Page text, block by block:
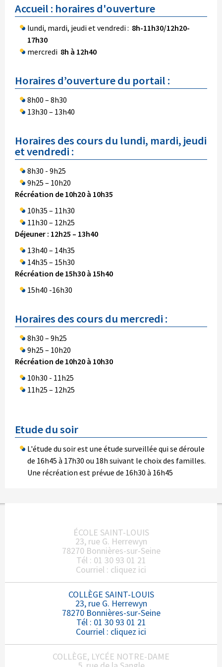
Accueil : horaires d'ouverture
lundi, mardi, jeudi et vendredi : 8h-11h30/12h20-
17h30
mercredi 8h à 12h40
Horaires d’ouverture du portail :
8h00 – 8h30
13h30 – 13h40
Horaires des cours du lundi, mardi, jeudi
et vendredi :
8h30 - 9h25
9h25 – 10h20
Récréation de 10h20 à 10h35
10h35 – 11h30
11h30 – 12h25
Déjeuner : 12h25 – 13h40
13h40 – 14h35
14h35 – 15h30
Récréation de 15h30 à 15h40
15h40 -16h30
Horaires des cours du mercredi :
8h30 – 9h25
9h25 – 10h20
Récréation de 10h20 à 10h30
10h30 - 11h25
11h25 – 12h25
Etude du soir
L'étude du soir est une étude surveillée qui se déroule
de 16h45 à 17h30 ou 18h suivant le choix des familles.
Une récréation est prévue de 16h30 à 16h45
ÉCOLE SAINT-LOUIS
23, rue G. Herrewyn
78270 Bonnières-sur-Seine
Tél : 01 30 93 01 21
Courriel : cliquez ici
COLLÈGE SAINT-LOUIS
23, rue G. Herrewyn
78270 Bonnières-sur-Seine
Tél : 01 30 93 01 21
Courriel : cliquez ici
COLLÈGE, LYCÉE NOTRE-DAME